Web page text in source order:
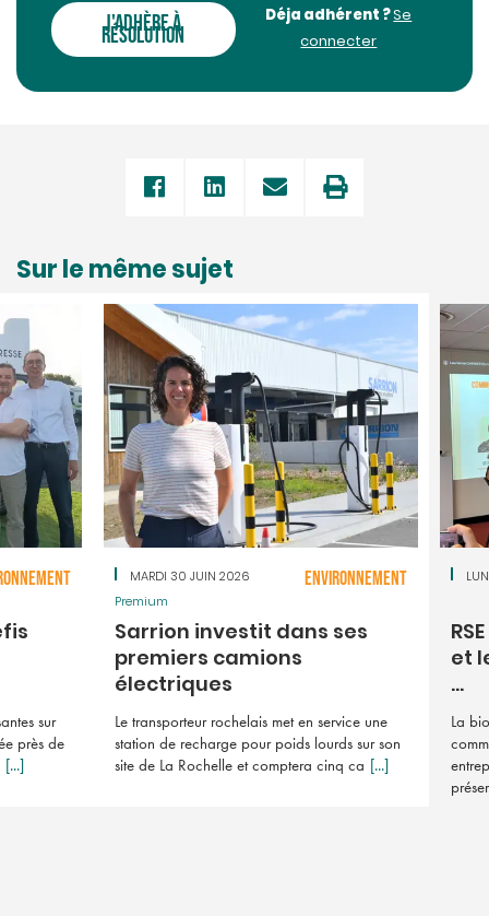
J'ADHÈRE À
RÉSOLUTION
Déja adhérent ?Se
connecter
Sur le même sujet
sur
près de
[...]
MARDI 30 JUIN 2026
Sarrion investit dans ses
premiers camions
électriques
Le transporteur rochelais met en service une
station de recharge pour poids lourds sur son
site de La Rochelle et comptera cinq ca [...]
ENVIRONNEMENT
Premium
et
...
La